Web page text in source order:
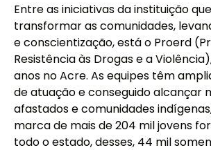
Entre as iniciativas da instituição
transformar as comunidades,
e conscientização, está o Proerd
Resistência às Drogas e a
anos no Acre. As equipes têm
de atuação e conseguido alcançar
afastados e comunidades
marca de mais de 204 mil jovens
todo o estado, desses, 44 mil